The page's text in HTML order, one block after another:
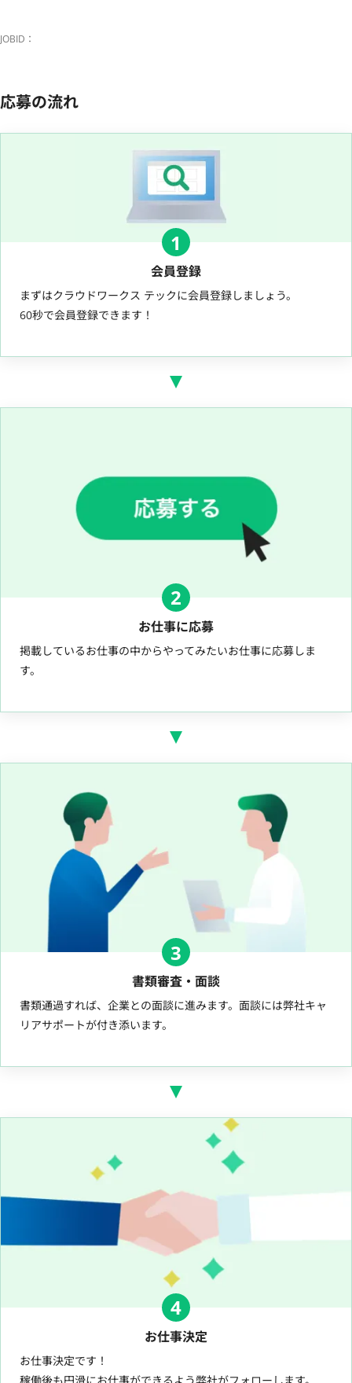
JOBID：
応募の流れ
1
会員登録
まずはクラウドワークス テックに会員登録しましょう。
60秒で会員登録できます！
2
お仕事に応募
掲載しているお仕事の中からやってみたいお仕事に応募しま
す。
3
書類審査・面談
書類通過すれば、企業との面談に進みます。面談には弊社キャ
リアサポートが付き添います。
4
お仕事決定
お仕事決定です！
稼働後も円滑にお仕事ができるよう弊社がフォローします。